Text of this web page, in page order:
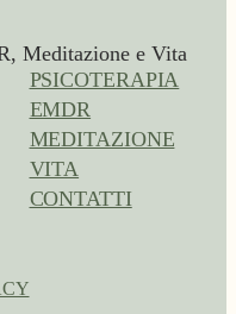
Meditazione e Vita
PSICOTERAPIA
EMDR
MEDITAZIONE
VITA
CONTATTI